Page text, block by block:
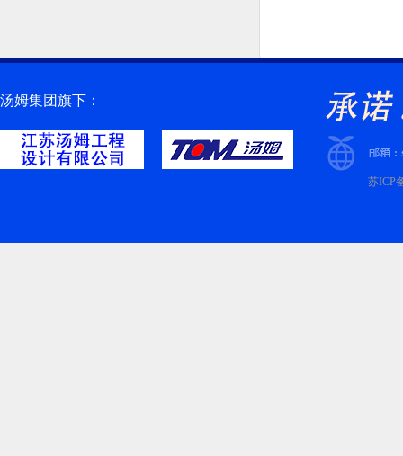
汤姆集团旗下：
苏ICP